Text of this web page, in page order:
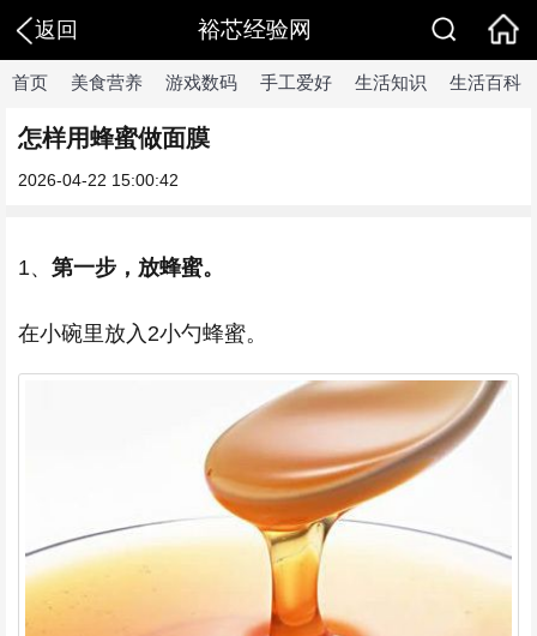
返回 裕芯经验网
首页 美食营养 游戏数码 手工爱好 生活知识 生活百科
怎样用蜂蜜做面膜
2026-04-22 15:00:42
1、 第一步，放蜂蜜。
在小碗里放入2小勺蜂蜜。